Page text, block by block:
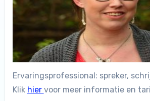
Ervaringsprofessional: spreker,
Klik hier voor meer informatie en